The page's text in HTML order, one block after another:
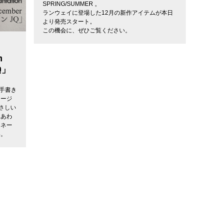
SPRING/SUMMER 。
ランウェイに登場した12月の新作アイテムが本日
より発売スタート。
この機会に、ぜひご覧ください。
書き
ジ
しい
わ
ー